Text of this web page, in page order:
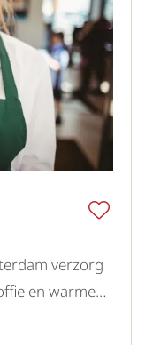
verzorg
en warme